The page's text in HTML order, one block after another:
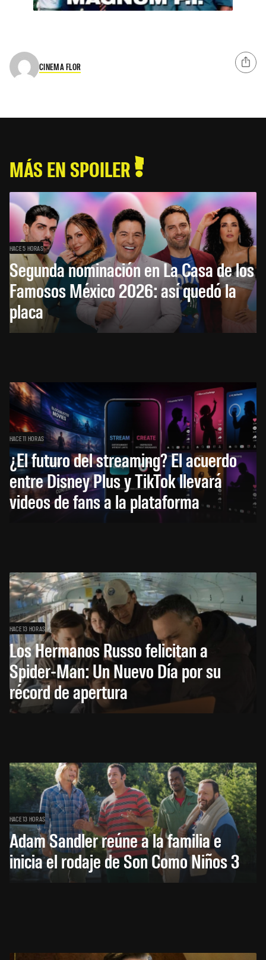
CINEMA FLOR
MÁS EN SPOILER
HACE 5 HORAS
Segunda nominación en La Casa de los
Famosos México 2026: así quedó la
placa
HACE 11 HORAS
¿El futuro del streaming? El acuerdo
entre Disney Plus y TikTok llevará
videos de fans a la plataforma
HACE 13 HORAS
Los Hermanos Russo felicitan a
Spider-Man: Un Nuevo Día por su
récord de apertura
HACE 13 HORAS
Adam Sandler reúne a la familia e
inicia el rodaje de Son Como Niños 3